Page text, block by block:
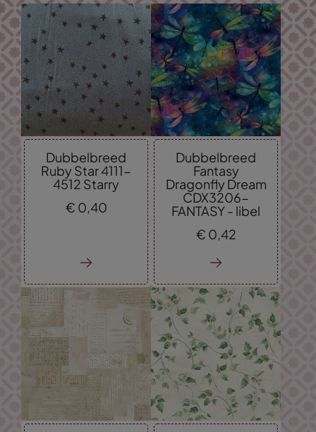
Dubbelbreed
Ruby Star 4111-
4512 Starry
€ 0,40
Dubbelbreed
Fantasy
Dragonfly Dream
CDX3206-
FANTASY - libel
€ 0,42